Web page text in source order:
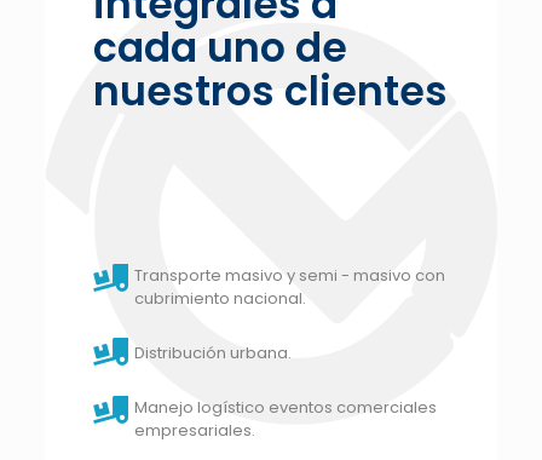
cada uno de
nuestros clientes
Transporte masivo y semi - masivo con
cubrimiento nacional.
Distribución urbana.
Manejo logístico eventos comerciales
empresariales.